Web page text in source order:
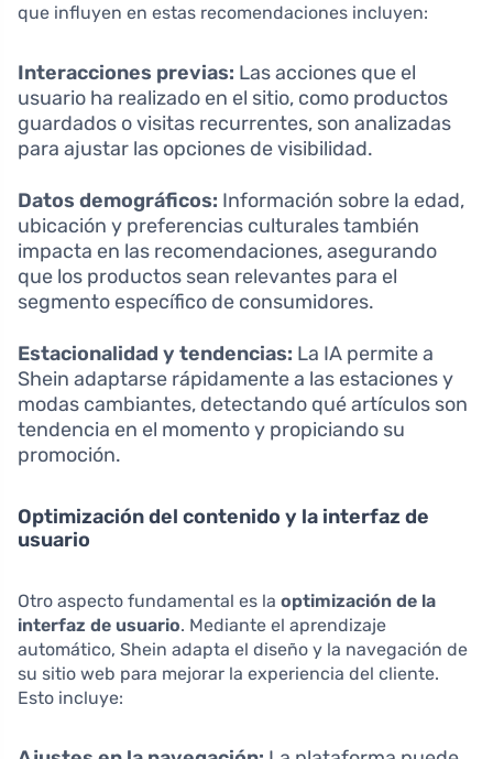
que influyen en estas recomendaciones incluyen:
Interacciones previas: Las acciones que el
usuario ha realizado en el sitio, como productos
guardados o visitas recurrentes, son analizadas
para ajustar las opciones de visibilidad.
Datos demográficos: Información sobre la edad,
ubicación y preferencias culturales también
impacta en las recomendaciones, asegurando
que los productos sean relevantes para el
segmento específico de consumidores.
Estacionalidad y tendencias: La IA permite a
Shein adaptarse rápidamente a las estaciones y
modas cambiantes, detectando qué artículos son
tendencia en el momento y propiciando su
promoción.
Optimización del contenido y la interfaz de
usuario
Otro aspecto fundamental es la optimización de la
interfaz de usuario. Mediante el aprendizaje
automático, Shein adapta el diseño y la navegación de
su sitio web para mejorar la experiencia del cliente.
Esto incluye: